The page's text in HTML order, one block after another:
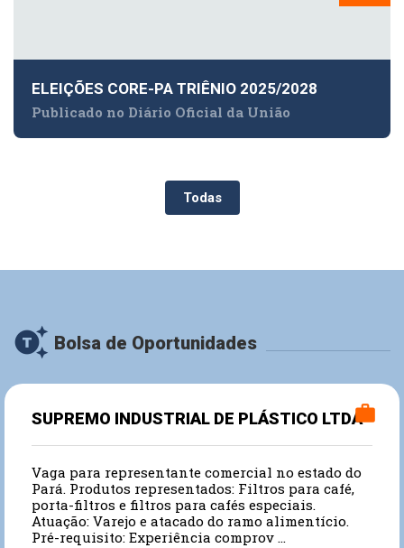
ELEIÇÕES CORE-PA TRIÊNIO 2025/2028
Publicado no Diário Oficial da União
Todas
generating_tokens Bolsa de Oportunidades
work
SUPREMO INDUSTRIAL DE PLÁSTICO LTDA
Vaga para representante comercial no estado do
Pará. Produtos representados: Filtros para café,
porta-filtros e filtros para cafés especiais.
Atuação: Varejo e atacado do ramo alimentício.
Pré-requisito: Experiência comprov ...